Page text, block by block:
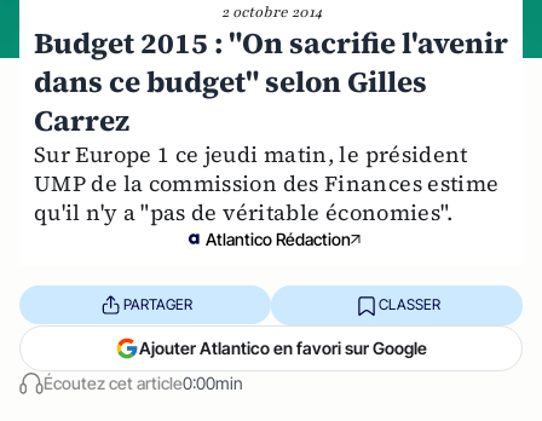
2 octobre 2014
Budget 2015 : "On sacrifie l'avenir
dans ce budget" selon Gilles
Carrez
Sur Europe 1 ce jeudi matin, le président
UMP de la commission des Finances estime
qu'il n'y a "pas de véritable économies".
Atlantico Rédaction
Écoutez cet article0:00min
PARTAGER CLASSER
Ajouter Atlantico en favori sur Google